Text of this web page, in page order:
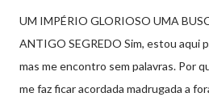
UM IMPÉRIO GLORIOSO UMA
ANTIGO SEGREDO Sim, estou aqui
mas me encontro sem palavras. Por
me faz ficar acordada madrugada a